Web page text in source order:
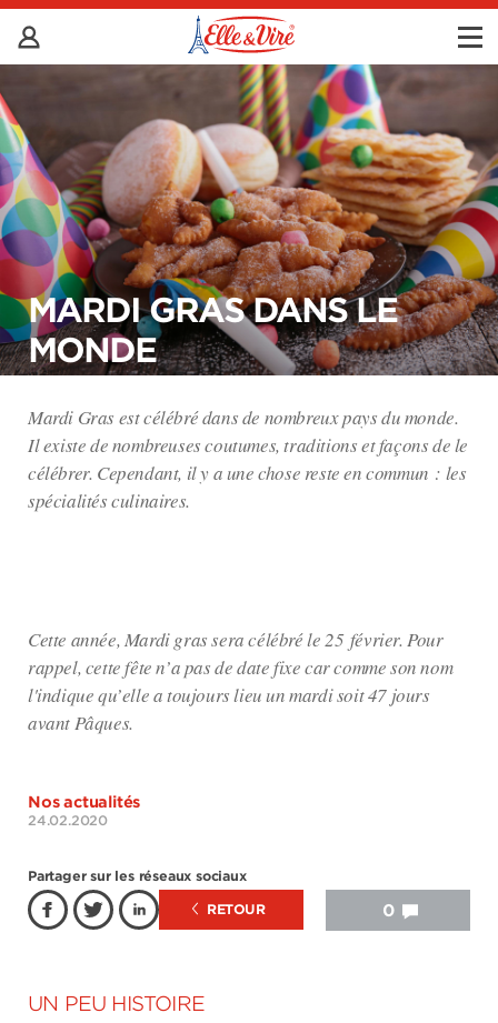
MARDI GRAS DANS LE
MONDE
Mardi Gras est célébré dans de nombreux pays du monde.
Il existe de nombreuses coutumes, traditions et façons de le
célébrer. Cependant, il y a une chose reste en commun : les
spécialités culinaires.
Cette année, Mardi gras sera célébré le 25 février. Pour
rappel, cette fête n’a pas de date fixe car comme son nom
l'indique qu’elle a toujours lieu un mardi soit 47 jours
avant Pâques.
Nos actualités
24.02.2020
Partager sur les réseaux sociaux
0
RETOUR
UN PEU HISTOIRE